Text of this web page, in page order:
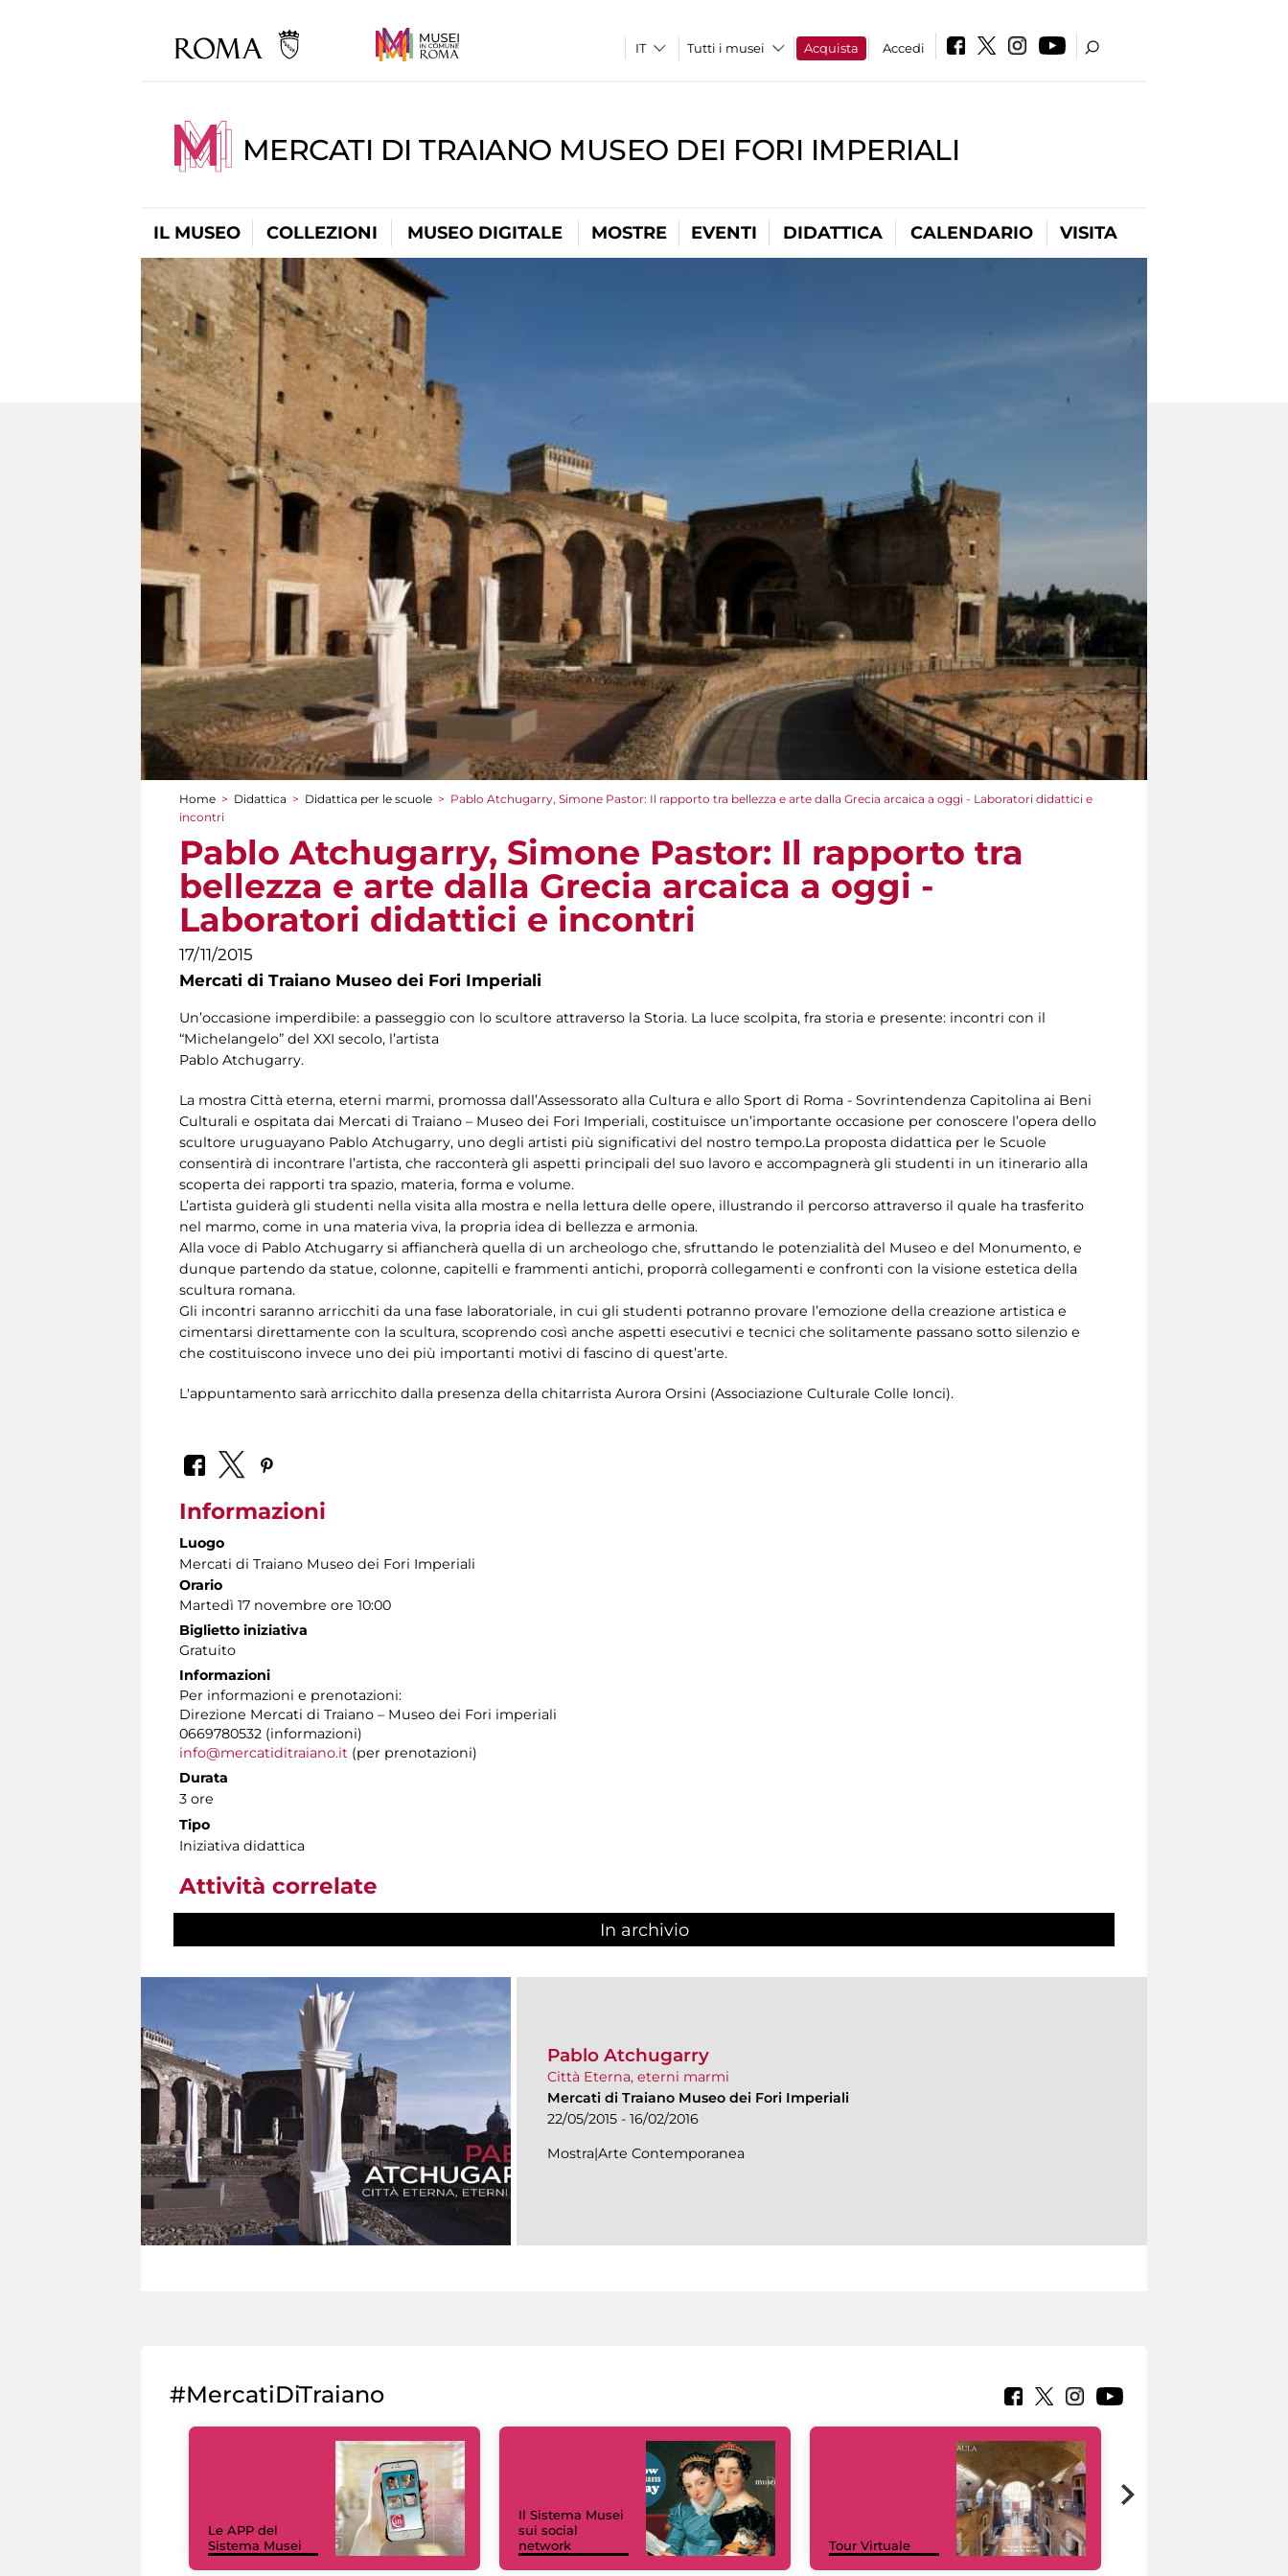
Tutti i musei Acquista Accedi
MERCATI DI TRAIANO MUSEO DEI FORI IMPERIALI
IL MUSEO COLLEZIONI MUSEO DIGITALE MOSTRE EVENTI DIDATTICA CALENDARIO VISITA
Tu sei qui
Home > Didattica > Didattica per le scuole > Pablo Atchugarry, Simone Pastor: Il rapporto tra bellezza e arte dalla Grecia arcaica a oggi - Laboratori didattici e
incontri
Pablo Atchugarry, Simone Pastor: Il rapporto tra
bellezza e arte dalla Grecia arcaica a oggi -
Laboratori didattici e incontri
17/11/2015
Mercati di Traiano Museo dei Fori Imperiali
Un’occasione imperdibile: a passeggio con lo scultore attraverso la Storia. La luce scolpita, fra storia e presente: incontri con il
“Michelangelo” del XXI secolo, l’artista
Pablo Atchugarry.
La mostra Città eterna, eterni marmi, promossa dall’Assessorato alla Cultura e allo Sport di Roma - Sovrintendenza Capitolina ai Beni
Culturali e ospitata dai Mercati di Traiano – Museo dei Fori Imperiali, costituisce un’importante occasione per conoscere l’opera dello
scultore uruguayano Pablo Atchugarry, uno degli artisti più significativi del nostro tempo.La proposta didattica per le Scuole
consentirà di incontrare l’artista, che racconterà gli aspetti principali del suo lavoro e accompagnerà gli studenti in un itinerario alla
scoperta dei rapporti tra spazio, materia, forma e volume.
L’artista guiderà gli studenti nella visita alla mostra e nella lettura delle opere, illustrando il percorso attraverso il quale ha trasferito
nel marmo, come in una materia viva, la propria idea di bellezza e armonia.
Alla voce di Pablo Atchugarry si affiancherà quella di un archeologo che, sfruttando le potenzialità del Museo e del Monumento, e
dunque partendo da statue, colonne, capitelli e frammenti antichi, proporrà collegamenti e confronti con la visione estetica della
scultura romana.
Gli incontri saranno arricchiti da una fase laboratoriale, in cui gli studenti potranno provare l’emozione della creazione artistica e
cimentarsi direttamente con la scultura, scoprendo così anche aspetti esecutivi e tecnici che solitamente passano sotto silenzio e
che costituiscono invece uno dei più importanti motivi di fascino di quest’arte.
L'appuntamento sarà arricchito dalla presenza della chitarrista Aurora Orsini (Associazione Culturale Colle Ionci).
Informazioni
Luogo
Mercati di Traiano Museo dei Fori Imperiali
Orario
Martedì 17 novembre ore 10:00
Biglietto iniziativa
Gratuito
Informazioni
Per informazioni e prenotazioni:
Direzione Mercati di Traiano – Museo dei Fori imperiali
0669780532 (informazioni)
info@mercatiditraiano.it (per prenotazioni)
Durata
3 ore
Tipo
Iniziativa didattica
Attività correlate
In archivio
Pablo Atchugarry
Città Eterna, eterni marmi
Mercati di Traiano Museo dei Fori Imperiali
22/05/2015 - 16/02/2016
Mostra|Arte Contemporanea
#MercatiDiTraiano
Le APP del
Sistema Musei
Il Sistema Musei
sui social
network
Tour Virtuale